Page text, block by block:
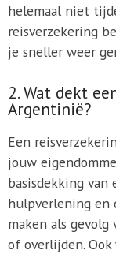
helemaal niet
reisverzekering
je sneller weer
2. Wat dekt
Argentinië?
Een
jouw
basisdekking van
hulpverlening en
maken als
of overlijden.